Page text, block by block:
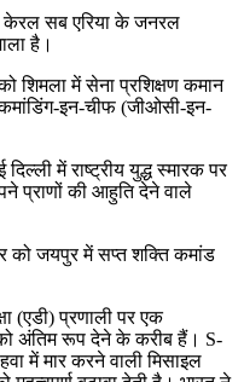
केरल सब एरिया के जनरल
है।
शिमला में सेना प्रशिक्षण कमान
इन-चीफ (जीओसी-इन-
में राष्ट्रीय युद्ध स्मारक पर
प्राणों की आहुति देने वाले
को जयपुर में सप्त शक्ति कमांड
(एडी) प्रणाली पर एक
अंतिम रूप देने के करीब हैं। S-
में मार करने वाली मिसाइल